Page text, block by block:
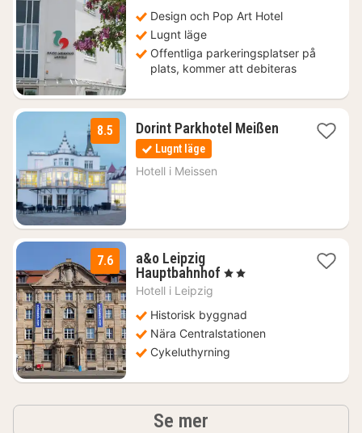
kr.
Design och Pop Art Hotel
Lugnt läge
Offentliga parkeringsplatser på
plats, kommer att debiteras
8.5 Dorint Parkhotel Meißen1
Lugnt läge
Hotell i Meissen
7.6
a&o Leipzig
Hauptbahnhof 2
854
kr.
, 2 Stjärnor
Hotell i Leipzig
Historisk byggnad
Nära Centralstationen
Cykeluthyrning
Se mer